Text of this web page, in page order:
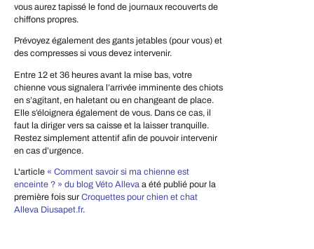
vous aurez tapissé le fond de journaux recouverts de
chiffons propres.
Prévoyez également des gants jetables (pour vous) et
des compresses si vous devez intervenir.
Entre 12 et 36 heures avant la mise bas, votre
chienne vous signalera l’arrivée imminente des chiots
en s’agitant, en haletant ou en changeant de place.
Elle s’éloignera également de vous. Dans ce cas, il
faut la diriger vers sa caisse et la laisser tranquille.
Restez simplement attentif afin de pouvoir intervenir
en cas d’urgence.
L'article « Comment savoir si ma chienne est
enceinte ? » du blog Véto Alleva a été publié pour la
première fois sur Croquettes pour chien et chat
Alleva Diusapet.fr.